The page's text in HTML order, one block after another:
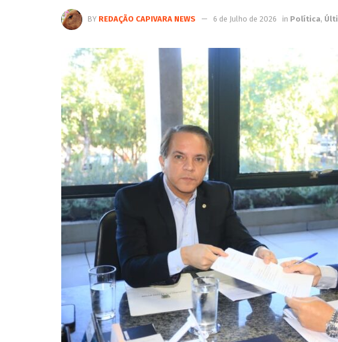
BY REDAÇÃO CAPIVARA NEWS 6 de Julho de 2026 in Política,